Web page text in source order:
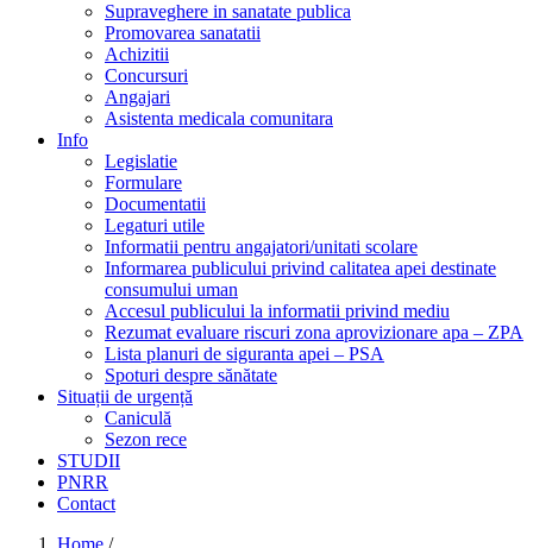
Supraveghere in sanatate publica
Promovarea sanatatii
Achizitii
Concursuri
Angajari
Asistenta medicala comunitara
Info
Legislatie
Formulare
Documentatii
Legaturi utile
Informatii pentru angajatori/unitati scolare
Informarea publicului privind calitatea apei destinate
consumului uman
Accesul publicului la informatii privind mediu
Rezumat evaluare riscuri zona aprovizionare apa – ZPA
Lista planuri de siguranta apei – PSA
Spoturi despre sănătate
Situații de urgență
Caniculă
Sezon rece
STUDII
PNRR
Contact
Home /